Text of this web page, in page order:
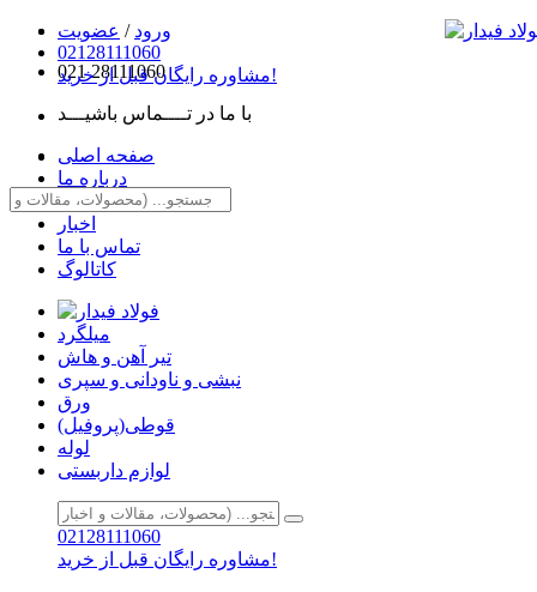
02128111060
مشاوره رایگان قبل از خرید!
ورود / عضویت
021 28111060
با ما در تــــماس باشیـــد
صفحه اصلی
درباره ما
مقالات
اخبار
تماس با ما
کاتالوگ
میلگرد
تیر آهن و هاش
نبشی و ناودانی و سپری
ورق
قوطی(پروفیل)
لوله
لوازم داربستی
02128111060
مشاوره رایگان قبل از خرید!